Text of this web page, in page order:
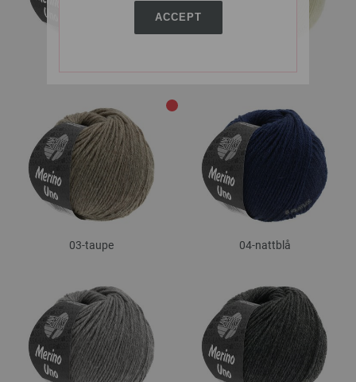
ACCEPT
03-taupe 04-nattblå